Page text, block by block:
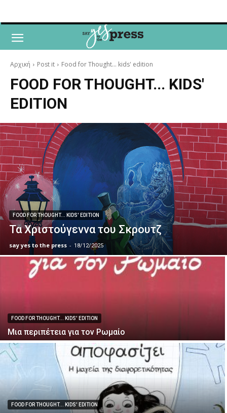
Αρχική Post it Food for Thought... kids' edition
FOOD FOR THOUGHT... KIDS'
EDITION
FOOD FOR THOUGHT... KIDS' EDITION
Τα Χριστούγεννα του Σκρουτζ
say yes to the press - 18/12/2025
FOOD FOR THOUGHT... KIDS' EDITION
Μια περιπέτεια για τον Ρωμαίο
FOOD FOR THOUGHT... KIDS' EDITION